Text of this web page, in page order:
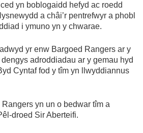
yn boblogaidd hefyd ac roedd
a châi’r pentrefwyr a phobl
i ymuno yn y chwarae.
yr enw Bargoed Rangers ar y
adroddiadau ar y gemau hyd
Cyntaf fod y tîm yn llwyddiannus
yn un o bedwar tîm a
droed Sir Aberteifi.